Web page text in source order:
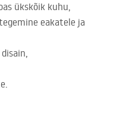
ükskõik kuhu,
eakatele ja